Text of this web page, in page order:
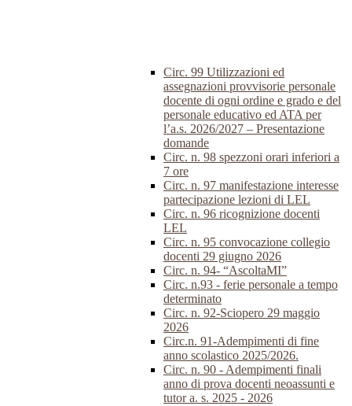
Circ. 99 Utilizzazioni ed
assegnazioni provvisorie personale
docente di ogni ordine e grado e del
personale educativo ed ATA per
l’a.s. 2026/2027 – Presentazione
domande
Circ. n. 98 spezzoni orari inferiori a
7 ore
Circ. n. 97 manifestazione interesse
partecipazione lezioni di LEL
Circ. n. 96 ricognizione docenti
LEL
Circ. n. 95 convocazione collegio
docenti 29 giugno 2026
Circ. n. 94- “AscoltaMI”
Circ. n.93 - ferie personale a tempo
determinato
Circ. n. 92-Sciopero 29 maggio
2026
Circ.n. 91-Adempimenti di fine
anno scolastico 2025/2026.
Circ. n. 90 - Adempimenti finali
anno di prova docenti neoassunti e
tutor a. s. 2025 - 2026